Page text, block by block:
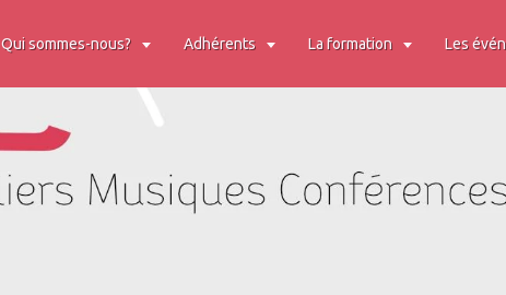
Qui sommes-nous? Adhérents La formation Les